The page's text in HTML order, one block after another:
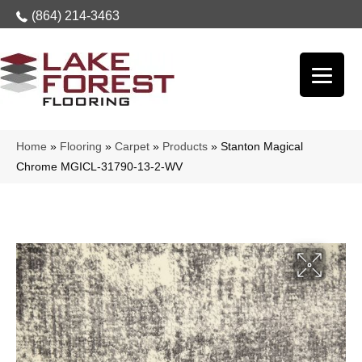
(864) 214-3463
Home » Flooring » Carpet » Products » Stanton Magical
Chrome MGICL-31790-13-2-WV